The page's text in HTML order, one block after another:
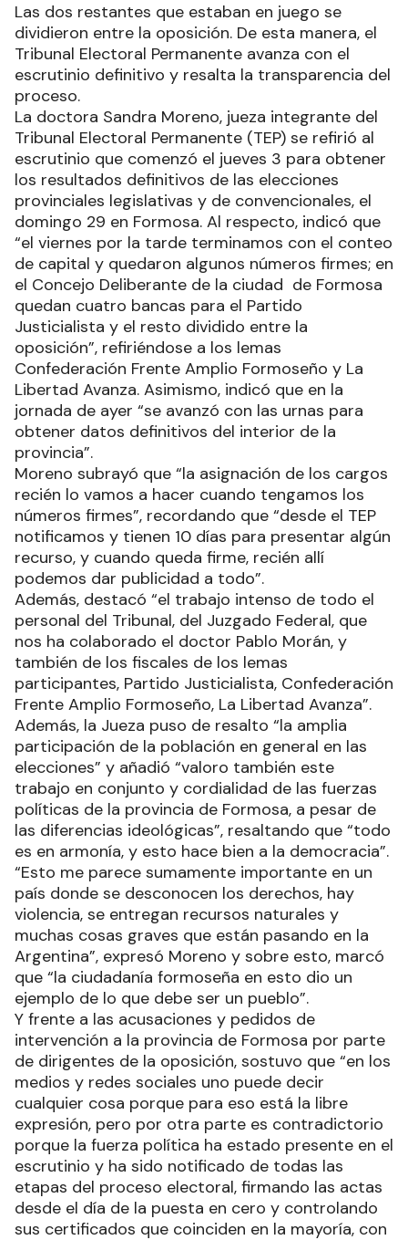
Las dos restantes que estaban en juego se
dividieron entre la oposición. De esta manera, el
Tribunal Electoral Permanente avanza con el
escrutinio definitivo y resalta la transparencia del
proceso.
La doctora Sandra Moreno, jueza integrante del
Tribunal Electoral Permanente (TEP) se refirió al
escrutinio que comenzó el jueves 3 para obtener
los resultados definitivos de las elecciones
provinciales legislativas y de convencionales, el
domingo 29 en Formosa. Al respecto, indicó que
“el viernes por la tarde terminamos con el conteo
de capital y quedaron algunos números firmes; en
el Concejo Deliberante de la ciudad de Formosa
quedan cuatro bancas para el Partido
Justicialista y el resto dividido entre la
oposición”, refiriéndose a los lemas
Confederación Frente Amplio Formoseño y La
Libertad Avanza. Asimismo, indicó que en la
jornada de ayer “se avanzó con las urnas para
obtener datos definitivos del interior de la
provincia”.
Moreno subrayó que “la asignación de los cargos
recién lo vamos a hacer cuando tengamos los
números firmes”, recordando que “desde el TEP
notificamos y tienen 10 días para presentar algún
recurso, y cuando queda firme, recién allí
podemos dar publicidad a todo”.
Además, destacó “el trabajo intenso de todo el
personal del Tribunal, del Juzgado Federal, que
nos ha colaborado el doctor Pablo Morán, y
también de los fiscales de los lemas
participantes, Partido Justicialista, Confederación
Frente Amplio Formoseño, La Libertad Avanza”.
Además, la Jueza puso de resalto “la amplia
participación de la población en general en las
elecciones” y añadió “valoro también este
trabajo en conjunto y cordialidad de las fuerzas
políticas de la provincia de Formosa, a pesar de
las diferencias ideológicas”, resaltando que “todo
es en armonía, y esto hace bien a la democracia”.
“Esto me parece sumamente importante en un
país donde se desconocen los derechos, hay
violencia, se entregan recursos naturales y
muchas cosas graves que están pasando en la
Argentina”, expresó Moreno y sobre esto, marcó
que “la ciudadanía formoseña en esto dio un
ejemplo de lo que debe ser un pueblo”.
Y frente a las acusaciones y pedidos de
intervención a la provincia de Formosa por parte
de dirigentes de la oposición, sostuvo que “en los
medios y redes sociales uno puede decir
cualquier cosa porque para eso está la libre
expresión, pero por otra parte es contradictorio
porque la fuerza política ha estado presente en el
escrutinio y ha sido notificado de todas las
etapas del proceso electoral, firmando las actas
desde el día de la puesta en cero y controlando
sus certificados que coinciden en la mayoría, con